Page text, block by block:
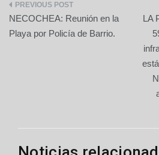
Navegación
de
NECOCHEA: Reunión en la
Playa por Policía de Barrio.
LA